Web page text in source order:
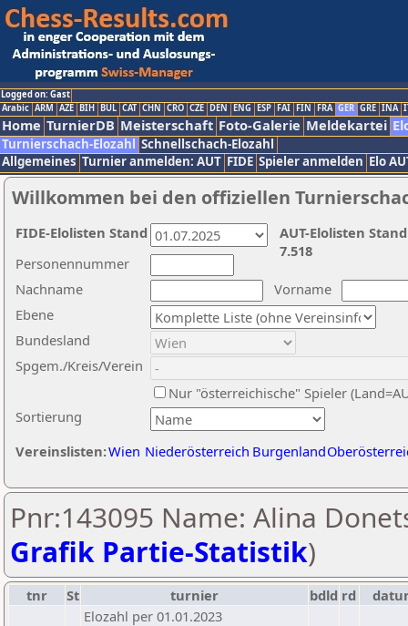
Logged on: Gast
Arabic ARM AZE BIH BUL CAT CHN CRO CZE DEN ENG ESP FAI FIN FRA GER GRE INA
Home TurnierDB Meisterschaft Foto-Galerie Meldekartei
Turnierschach-Elozahl Schnellschach-Elozahl
Allgemeines Turnier anmelden: AUT FIDE Spieler anmelden Elo
Willkommen bei den offiziellen
Nachname
Vorname
Ebene
Sortierung
Personennummer
Bundesland
Spgem./Kreis/Verein
Nur "österreichische" Spieler
Vereinslisten:Wien Niederösterreich Burgenland
AUT-Elolisten
7.518
FIDE-Elolisten Stand
Pnr:143095 Name: Alina
Grafik Partie-Statistik)
tnr St turnier bdld rd
Elozahl per 01.01.2023